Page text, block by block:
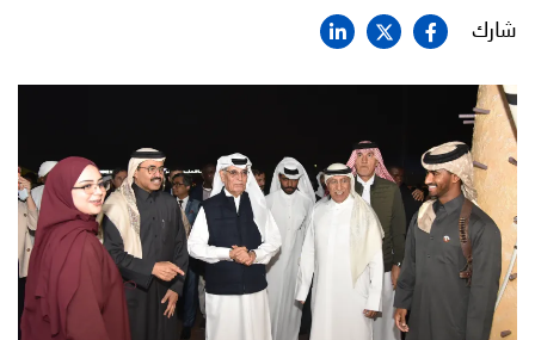
شارك